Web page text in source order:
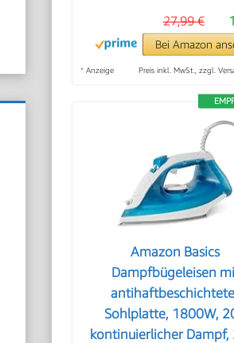
27,99 €
Bei Amazon
* Anzeige Preis inkl. MwSt., zzgl.
Amazon Basics
Dampfbügeleisen
Sohlplatte, 1800W,
kontinuierlicher Dampf,